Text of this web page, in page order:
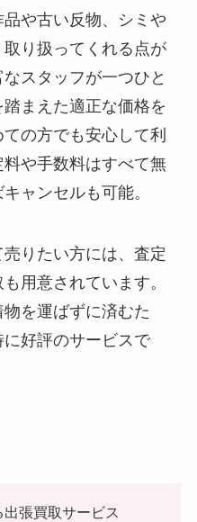
や古い反物、シミや
り扱ってくれる点が
スタッフが一つひと
まえた適正な価格を
の方でも安心して利
や手数料はすべて無
ャンセルも可能。
りたい方には、査定
用意されています。
を運ばずに済むた
好評のサービスで
張買取サービス